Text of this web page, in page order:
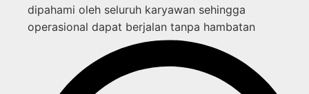
dipahami oleh seluruh karyawan sehingga
operasional dapat berjalan tanpa hambatan